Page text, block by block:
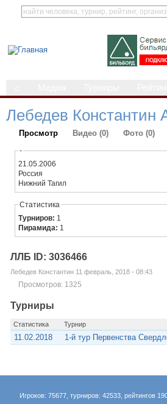
Лебедев Константин
Просмотр Видео (0) Фото (0)
-
21.05.2006
Россия
Нижний Тагил
Статистика
Турниров: 1
Пирамида: 1
ЛЛБ ID: 3036466
Лебедев Константин 11 февраль, 2018 - 08:43
Просмотров: 1325
Турниры
Статистика Турнир
11.02.2018 1-й тур Первенства
Игроков: 75677, турниров: 42533, рейтингов